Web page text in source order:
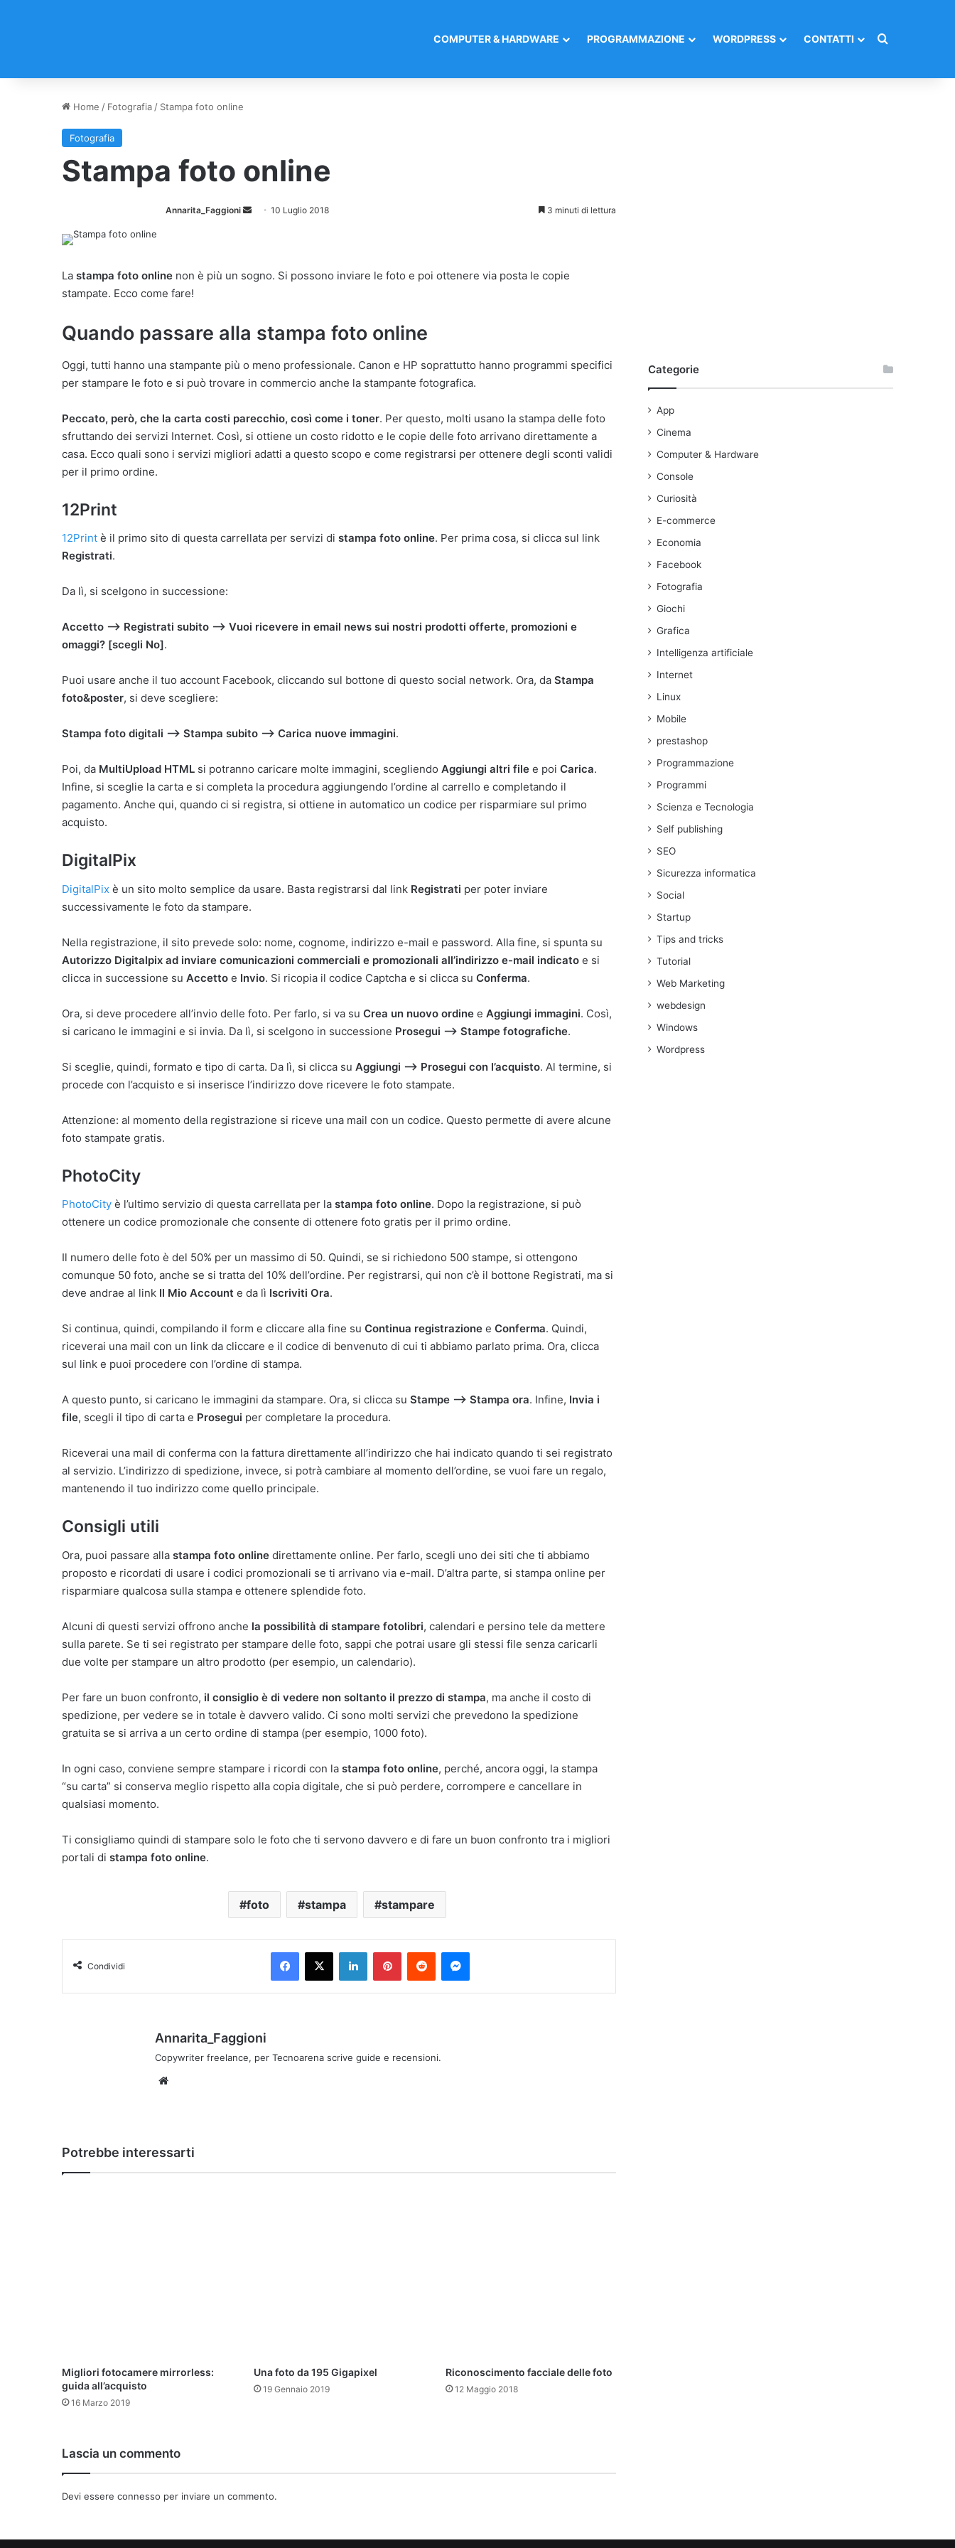
COMPUTER & HARDWARE PROGRAMMAZIONE WORDPRESS CONTATTI Cerca per
Home / Fotografia / Stampa foto online
Fotografia
Stampa foto online
Annarita_Faggioni
a
m
a
l
10 Luglio 2018 3 minuti di lettura
La stampa foto online non è più un sogno. Si possono inviare le foto e poi ottenere via posta le copie
stampate. Ecco come fare!
Quando passare alla stampa foto online
Oggi, tutti hanno una stampante più o meno professionale. Canon e HP soprattutto hanno programmi specifici
per stampare le foto e si può trovare in commercio anche la stampante fotografica.
Peccato, però, che la carta costi parecchio, così come i toner. Per questo, molti usano la stampa delle foto
sfruttando dei servizi Internet. Così, si ottiene un costo ridotto e le copie delle foto arrivano direttamente a
casa. Ecco quali sono i servizi migliori adatti a questo scopo e come registrarsi per ottenere degli sconti validi
per il primo ordine.
12Print
12Print è il primo sito di questa carrellata per servizi di stampa foto online. Per prima cosa, si clicca sul link
Registrati.
Da lì, si scelgono in successione:
Accetto —> Registrati subito —> Vuoi ricevere in email news sui nostri prodotti offerte, promozioni e
omaggi? [scegli No].
Puoi usare anche il tuo account Facebook, cliccando sul bottone di questo social network. Ora, da Stampa
foto&poster, si deve scegliere:
Stampa foto digitali —> Stampa subito —> Carica nuove immagini.
Poi, da MultiUpload HTML si potranno caricare molte immagini, scegliendo Aggiungi altri file e poi Carica.
Infine, si sceglie la carta e si completa la procedura aggiungendo l’ordine al carrello e completando il
pagamento. Anche qui, quando ci si registra, si ottiene in automatico un codice per risparmiare sul primo
acquisto.
DigitalPix
DigitalPix è un sito molto semplice da usare. Basta registrarsi dal link Registrati per poter inviare
successivamente le foto da stampare.
Nella registrazione, il sito prevede solo: nome, cognome, indirizzo e-mail e password. Alla fine, si spunta su
Autorizzo Digitalpix ad inviare comunicazioni commerciali e promozionali all’indirizzo e-mail indicato e si
clicca in successione su Accetto e Invio. Si ricopia il codice Captcha e si clicca su Conferma.
Ora, si deve procedere all’invio delle foto. Per farlo, si va su Crea un nuovo ordine e Aggiungi immagini. Così,
si caricano le immagini e si invia. Da lì, si scelgono in successione Prosegui —> Stampe fotografiche.
Si sceglie, quindi, formato e tipo di carta. Da lì, si clicca su Aggiungi —> Prosegui con l’acquisto. Al termine, si
procede con l’acquisto e si inserisce l’indirizzo dove ricevere le foto stampate.
Attenzione: al momento della registrazione si riceve una mail con un codice. Questo permette di avere alcune
foto stampate gratis.
PhotoCity
PhotoCity è l’ultimo servizio di questa carrellata per la stampa foto online. Dopo la registrazione, si può
ottenere un codice promozionale che consente di ottenere foto gratis per il primo ordine.
Il numero delle foto è del 50% per un massimo di 50. Quindi, se si richiedono 500 stampe, si ottengono
comunque 50 foto, anche se si tratta del 10% dell’ordine. Per registrarsi, qui non c’è il bottone Registrati, ma si
deve andrae al link Il Mio Account e da lì Iscriviti Ora.
Si continua, quindi, compilando il form e cliccare alla fine su Continua registrazione e Conferma. Quindi,
riceverai una mail con un link da cliccare e il codice di benvenuto di cui ti abbiamo parlato prima. Ora, clicca
sul link e puoi procedere con l’ordine di stampa.
A questo punto, si caricano le immagini da stampare. Ora, si clicca su Stampe —> Stampa ora. Infine, Invia i
file, scegli il tipo di carta e Prosegui per completare la procedura.
Riceverai una mail di conferma con la fattura direttamente all’indirizzo che hai indicato quando ti sei registrato
al servizio. L’indirizzo di spedizione, invece, si potrà cambiare al momento dell’ordine, se vuoi fare un regalo,
mantenendo il tuo indirizzo come quello principale.
Consigli utili
Ora, puoi passare alla stampa foto online direttamente online. Per farlo, scegli uno dei siti che ti abbiamo
proposto e ricordati di usare i codici promozionali se ti arrivano via e-mail. D’altra parte, si stampa online per
risparmiare qualcosa sulla stampa e ottenere splendide foto.
Alcuni di questi servizi offrono anche la possibilità di stampare fotolibri, calendari e persino tele da mettere
sulla parete. Se ti sei registrato per stampare delle foto, sappi che potrai usare gli stessi file senza caricarli
due volte per stampare un altro prodotto (per esempio, un calendario).
Per fare un buon confronto, il consiglio è di vedere non soltanto il prezzo di stampa, ma anche il costo di
spedizione, per vedere se in totale è davvero valido. Ci sono molti servizi che prevedono la spedizione
gratuita se si arriva a un certo ordine di stampa (per esempio, 1000 foto).
In ogni caso, conviene sempre stampare i ricordi con la stampa foto online, perché, ancora oggi, la stampa
“su carta” si conserva meglio rispetto alla copia digitale, che si può perdere, corrompere e cancellare in
qualsiasi momento.
Ti consigliamo quindi di stampare solo le foto che ti servono davvero e di fare un buon confronto tra i migliori
portali di stampa foto online.
foto stampa stampare
Condividi
Annarita_Faggioni
Copywriter freelance, per Tecnoarena scrive guide e recensioni.
Potrebbe interessarti
Migliori fotocamere mirrorless:
guida all’acquisto
16 Marzo 2019
Una foto da 195 Gigapixel
19 Gennaio 2019
Riconoscimento facciale delle foto
12 Maggio 2018
Lascia un commento
Devi essere connesso per inviare un commento.
Categorie
App
Cinema
Computer & Hardware
Console
Curiosità
E-commerce
Economia
Facebook
Fotografia
Giochi
Grafica
Intelligenza artificiale
Internet
Linux
Mobile
prestashop
Programmazione
Programmi
Scienza e Tecnologia
Self publishing
SEO
Sicurezza informatica
Social
Startup
Tips and tricks
Tutorial
Web Marketing
webdesign
Windows
Wordpress